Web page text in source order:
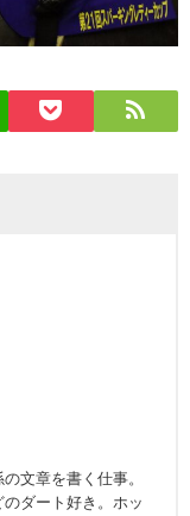
文章を書く仕事。
ダート好き。ホッ